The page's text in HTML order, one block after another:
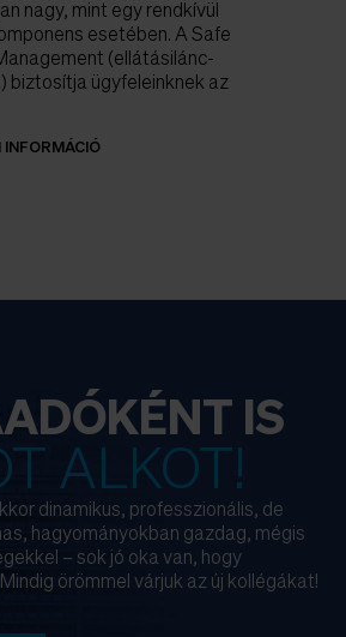
nagy, mint egy rendkívül
esetében. A Safe
(ellátásilánc-
biztosítja ügyfeleinknek az
INFORMÁCIÓ
IS
ALKOT!
dinamikus, professzionális, de
hagyományokban gazdag, mégis
– sok jó oka van, hogy
örömmel várjuk az új kollégákat!